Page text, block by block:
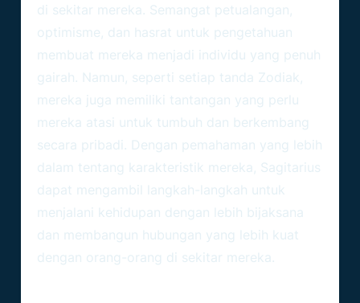
di sekitar mereka. Semangat petualangan,
optimisme, dan hasrat untuk pengetahuan
membuat mereka menjadi individu yang penuh
gairah. Namun, seperti setiap tanda Zodiak,
mereka juga memiliki tantangan yang perlu
mereka atasi untuk tumbuh dan berkembang
secara pribadi. Dengan pemahaman yang lebih
dalam tentang karakteristik mereka, Sagitarius
dapat mengambil langkah-langkah untuk
menjalani kehidupan dengan lebih bijaksana
dan membangun hubungan yang lebih kuat
dengan orang-orang di sekitar mereka.